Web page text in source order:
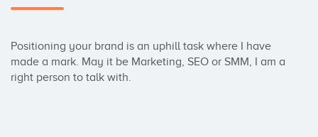
Positioning your brand is an uphill task where I have
made a mark. May it be Marketing, SEO or SMM, I am a
right person to talk with.